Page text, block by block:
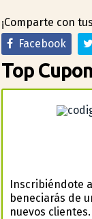
¡Comparte con
Facebook
Top
Inscribiéndote
beneficiarás de
nuevos clientes.